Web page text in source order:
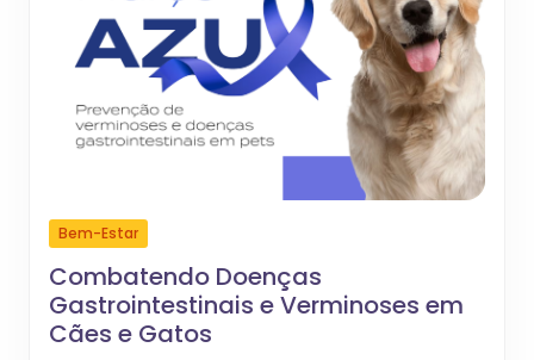
Bem-Estar
Combatendo Doenças
Gastrointestinais e Verminoses em
Cães e Gatos